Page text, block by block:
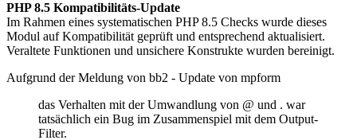
PHP 8.5 Kompatibilitäts-Update
Im Rahmen eines systematischen PHP 8.5 Checks wurde dieses
Modul auf Kompatibilität geprüft und entsprechend aktualisiert.
Veraltete Funktionen und unsichere Konstrukte wurden bereinigt.
Aufgrund der Meldung von bb2 - Update von mpform
das Verhalten mit der Umwandlung von @ und . war
tatsächlich ein Bug im Zusammenspiel mit dem Output-
Filter.